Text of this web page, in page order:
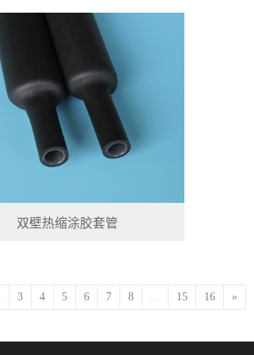
双壁热缩涂胶套管
3 4 5 6 7 8 ... 15 16 »